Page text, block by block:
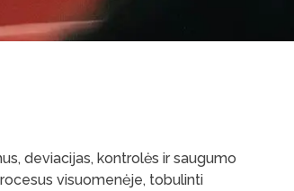
deviacijas, kontrolės ir saugumo
visuomenėje, tobulinti